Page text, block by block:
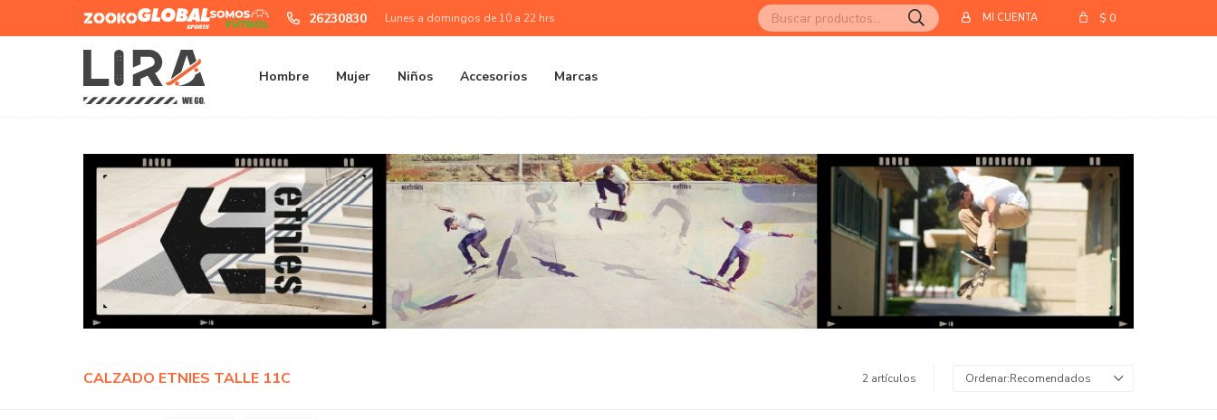
Hombre Mujer Niños Accesorios Marcas
$ 0
Futbol
26230830 Lunes a domingos de 10 a 22 hrs
CALZADO ETNIES TALLE 11C 2 artículos Recomendados